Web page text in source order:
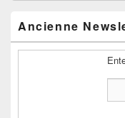
Ancienne